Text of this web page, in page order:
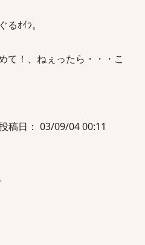
ｵｲﾗ。
て！、ねぇったら・・・こ
稿日： 03/09/04 00:11